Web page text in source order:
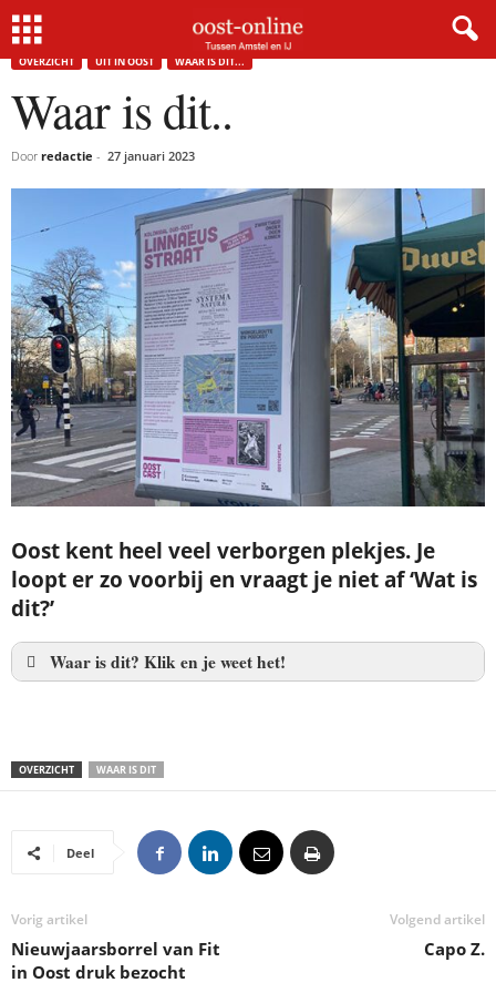
Home
OVERZICHT UIT IN OOST WAAR IS DIT...
Waar is dit..
Door redactie - 27 januari 2023
Oost kent heel veel verborgen plekjes. Je
loopt er zo voorbij en vraagt je niet af ‘Wat is
dit?’
Waar is dit? Klik en je weet het!
OVERZICHT WAAR IS DIT
Deel
Vorig artikel
Nieuwjaarsborrel van Fit
in Oost druk bezocht
Volgend artikel
Capo Z.